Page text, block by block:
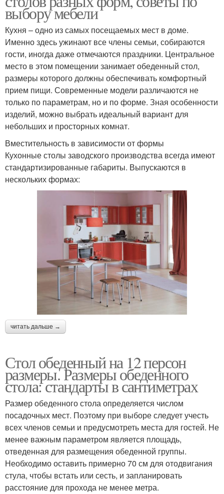
выбору мебели
Кухня – одно из самых посещаемых мест в доме.
Именно здесь ужинают все члены семьи, собираются
гости, иногда даже отмечаются праздники. Центральное
место в этом помещении занимает обеденный стол,
размеры которого должны обеспечивать комфортный
прием пищи. Современные модели различаются не
только по параметрам, но и по форме. Зная особенности
изделий, можно выбрать идеальный вариант для
небольших и просторных комнат.
Вместительность в зависимости от формы
Кухонные столы заводского производства всегда имеют
стандартизированные габариты. Выпускаются в
нескольких формах:
читать дальше →
Стол обеденный на 12 персон
размеры. Размеры обеденного
стола: стандарты в сантиметрах
Размер обеденного стола определяется числом
посадочных мест. Поэтому при выборе следует учесть
всех членов семьи и предусмотреть места для гостей. Не
менее важным параметром является площадь,
отведенная для размещения обеденной группы.
Необходимо оставить примерно 70 см для отодвигания
стула, чтобы встать или сесть, и запланировать
расстояние для прохода не менее метра.